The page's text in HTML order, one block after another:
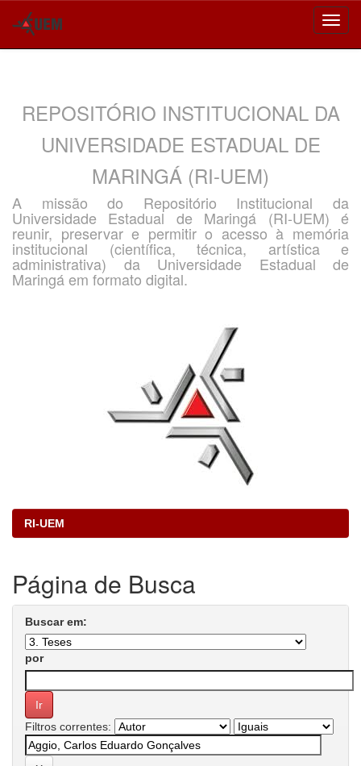
REPOSITÓRIO INSTITUCIONAL DA
UNIVERSIDADE ESTADUAL DE
MARINGÁ (RI-UEM)
A missão do Repositório Institucional da
Universidade Estadual de Maringá (RI-UEM) é
reunir, preservar e permitir o acesso à memória
institucional (científica, técnica, artística e
administrativa) da Universidade Estadual de
Maringá em formato digital.
RI-UEM
Página de Busca
Buscar em:
por
Filtros correntes: